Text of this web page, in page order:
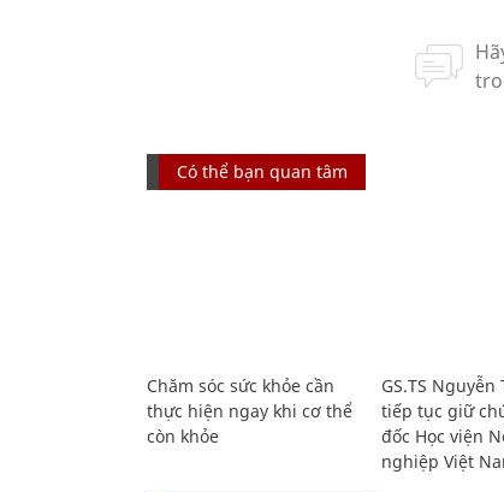
Có thể bạn quan tâm
Chăm sóc sức khỏe cần
thực hiện ngay khi cơ thể
còn khỏe
GS.TS Nguyễn
tiếp tục giữ
đốc Học viện
nghiệp Việt